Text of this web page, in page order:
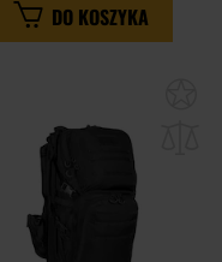
DO KOSZYKA